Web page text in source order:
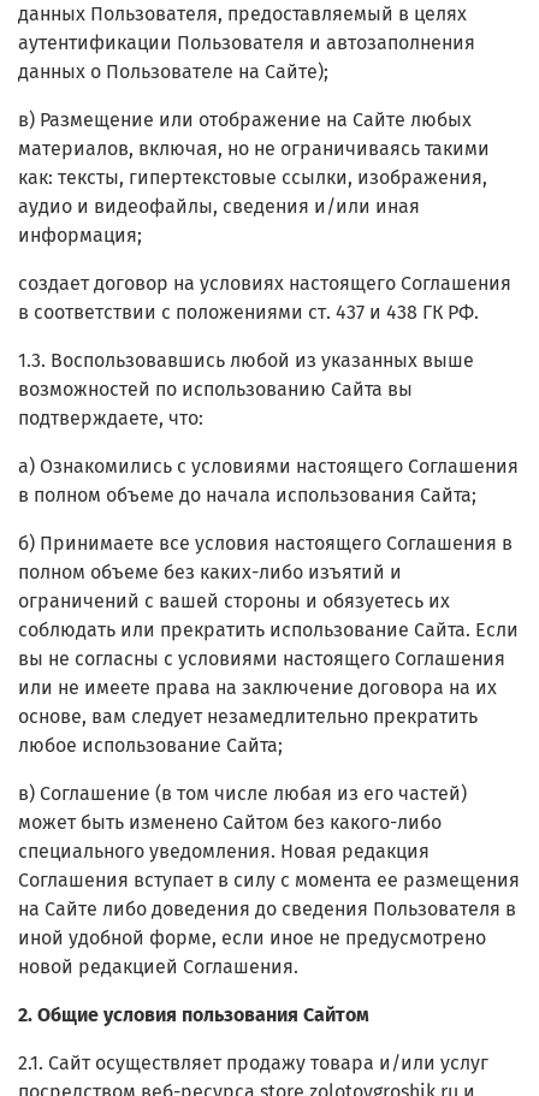
данных Пользователя, предоставляемый в целях
аутентификации Пользователя и автозаполнения
данных о Пользователе на Сайте);
в) Размещение или отображение на Сайте любых
материалов, включая, но не ограничиваясь такими
как: тексты, гипертекстовые ссылки, изображения,
аудио и видеофайлы, сведения и/или иная
информация;
создает договор на условиях настоящего Соглашения
в соответствии с положениями ст. 437 и 438 ГК РФ.
1.3. Воспользовавшись любой из указанных выше
возможностей по использованию Сайта вы
подтверждаете, что:
а) Ознакомились с условиями настоящего Соглашения
в полном объеме до начала использования Сайта;
б) Принимаете все условия настоящего Соглашения в
полном объеме без каких-либо изъятий и
ограничений с вашей стороны и обязуетесь их
соблюдать или прекратить использование Сайта. Если
вы не согласны с условиями настоящего Соглашения
или не имеете права на заключение договора на их
основе, вам следует незамедлительно прекратить
любое использование Сайта;
в) Соглашение (в том числе любая из его частей)
может быть изменено Сайтом без какого-либо
специального уведомления. Новая редакция
Соглашения вступает в силу с момента ее размещения
на Сайте либо доведения до сведения Пользователя в
иной удобной форме, если иное не предусмотрено
новой редакцией Соглашения.
2. Общие условия пользования Сайтом
2.1. Сайт осуществляет продажу товара и/или услуг
посредством веб-ресурса store.zolotoygroshik.ru и